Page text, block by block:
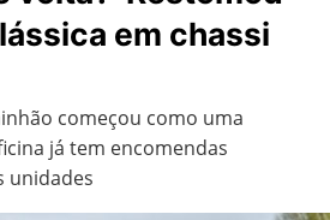
em chassi
começou como uma
já tem encomendas
unidades